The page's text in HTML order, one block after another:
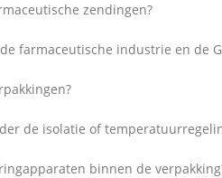
zendingen?
farmaceutische industrie en de
de isolatie of
binnen de